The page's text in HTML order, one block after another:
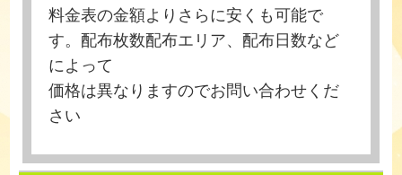
料金表の金額よりさらに安くも可能で
す。配布枚数配布エリア、配布日数など
によって
価格は異なりますのでお問い合わせくだ
さい